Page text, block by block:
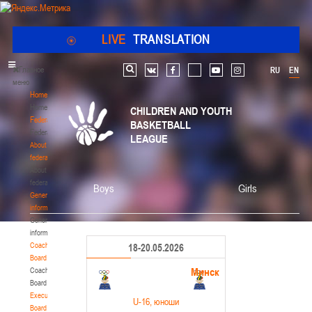
LIVE TRANSLATION
Главное
меню
Home
Home
Federation
Federation
About
federation
About
federation
General
information
General
information
Coaching
Board
Coaching
Board
Executive
Board
RU EN
Search vk facebook youtube instagram
CHILDREN AND YOUTH
BASKETBALL
LEAGUE
Boys Girls
18-20.05.2026
Минск
U-16 , юноши